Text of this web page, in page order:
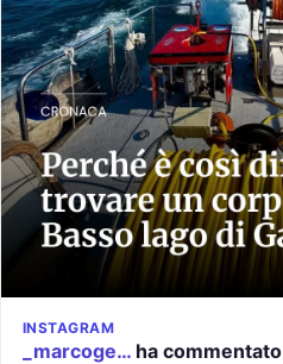
INSTAGRAM
_marcoge… ha commentato